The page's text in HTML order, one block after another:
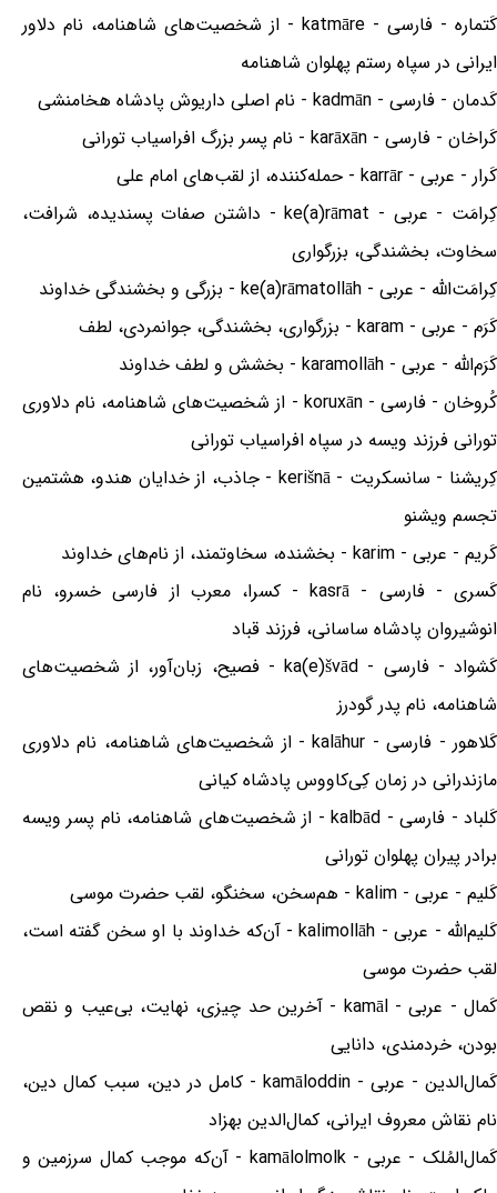
کَتماره - فارسی - katmāre - از شخصیت‌های شاهنامه، نام دلاور
ایرانی در سپاه رستم پهلوان شاهنامه
کَدمان - فارسی - kadmān - نام اصلی داریوش پادشاه هخامنشی
کَراخان - فارسی - karāxān - نام پسر بزرگ افراسیاب تورانی
کَرار - عربی - karrār - حمله‌کننده، از لقب‌های امام علی
کِرامَت - عربی - ke(a)rāmat - داشتن صفات پسندیده، شرافت،
سخاوت، بخشندگی، بزرگواری
کِرامَت‌الله - عربی - ke(a)rāmatollāh - بزرگی و بخشندگی خداوند
کَرَم - عربی - karam - بزرگواری، بخشندگی، جوانمردی، لطف
کَرَم‌الله - عربی - karamollāh - بخشش و لطف خداوند
کُروخان - فارسی - koruxān - از شخصیت‌های شاهنامه، نام دلاوری
تورانی فرزند ویسه در سپاه افراسیاب تورانی
کِریشنا - سانسکریت - kerišnā - جاذب، از خدایان هندو، هشتمین
تجسم ویشنو
کَریم - عربی - karim - بخشنده، سخاوتمند، از نام‌های خداوند
کَسری - فارسی - kasrā - کسرا، معرب از فارسی خسرو، نام
انوشیروان پادشاه ساسانی، فرزند قباد
کَشواد - فارسی - ka(e)švād - فصیح، زبان‌آور، از شخصیت‌های
شاهنامه، نام پدر گودرز
کَلاهور - فارسی - kalāhur - از شخصیت‌های شاهنامه، نام دلاوری
مازندرانی در زمان کِی‌کاووس پادشاه کیانی
کَلباد - فارسی - kalbād - از شخصیت‌های شاهنامه، نام پسر ویسه
برادر پیران پهلوان تورانی
کَلیم - عربی - kalim - هم‌سخن، سخنگو، لقب حضرت موسی
کَلیم‌الله - عربی - kalimollāh - آن‌که خداوند با او سخن گفته است،
لقب حضرت موسی
کَمال - عربی - kamāl - آخرین حد چیزی، نهایت، بی‌عیب و نقص
بودن، خردمندی، دانایی
کَمال‌الدین - عربی - kamāloddin - کامل در دین، سبب کمال دین،
نام نقاش معروف ایرانی، کمال‌الدین بهزاد
کَمال‌المُلک - عربی - kamālolmolk - آن‌که موجب کمال سرزمین و